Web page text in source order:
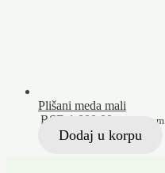
Plišani meda mali
RSD 1.800,00 Sa PDV-om
Dodaj u korpu